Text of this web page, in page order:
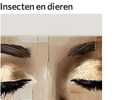
Insecten en dieren